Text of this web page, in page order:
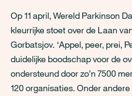
Op 11 april, Wereld Parkinson
kleurrijke stoet over de Laan
Gorbatsjov. ‘Appel, peer, prei,
duidelijke boodschap voor de
ondersteund door zo’n 7500
120 organisaties. Onder andere